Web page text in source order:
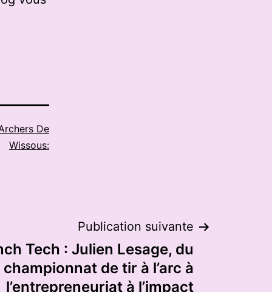
De
Wissous:
Publication suivante
Tech : Julien Lesage, du
championnat de tir à l’arc à
l’entrepreneuriat à l’impact